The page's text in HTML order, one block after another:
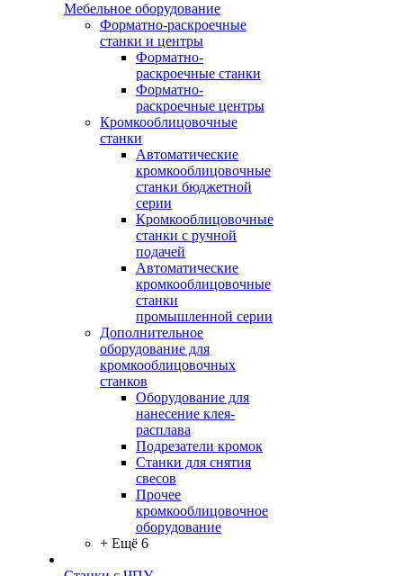
Мебельное оборудование
Форматно-раскроечные
станки и центры
Форматно-
раскроечные станки
Форматно-
раскроечные центры
Кромкооблицовочные
станки
Автоматические
кромкооблицовочные
станки бюджетной
серии
Кромкооблицовочные
станки с ручной
подачей
Автоматические
кромкооблицовочные
станки
промышленной серии
Дополнительное
оборудование для
кромкооблицовочных
станков
Оборудование для
нанесение клея-
расплава
Подрезатели кромок
Станки для снятия
свесов
Прочее
кромкооблицовочное
оборудование
+ Ещё 6